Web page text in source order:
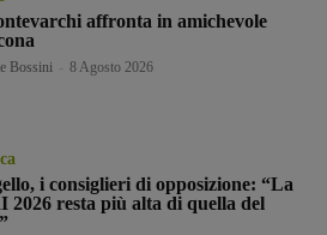
affronta in amichevole
Bossini 8 Agosto 2026
i consiglieri di opposizione: “La
2026 resta più alta di quella del